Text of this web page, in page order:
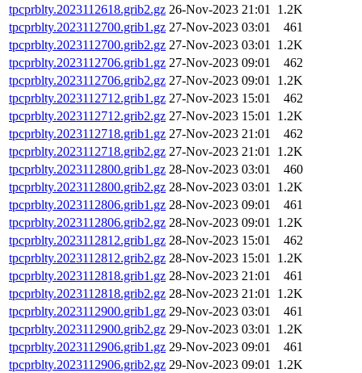
tpcprblty.2023112618.grib2.gz 26-Nov-2023 21:01 1.2K
tpcprblty.2023112700.grib1.gz 27-Nov-2023 03:01
461
tpcprblty.2023112700.grib2.gz 27-Nov-2023 03:01 1.2K
tpcprblty.2023112706.grib1.gz 27-Nov-2023 09:01
462
tpcprblty.2023112706.grib2.gz 27-Nov-2023 09:01 1.2K
tpcprblty.2023112712.grib1.gz 27-Nov-2023 15:01
462
tpcprblty.2023112712.grib2.gz 27-Nov-2023 15:01 1.2K
tpcprblty.2023112718.grib1.gz 27-Nov-2023 21:01
462
tpcprblty.2023112718.grib2.gz 27-Nov-2023 21:01 1.2K
tpcprblty.2023112800.grib1.gz 28-Nov-2023 03:01
460
tpcprblty.2023112800.grib2.gz 28-Nov-2023 03:01 1.2K
tpcprblty.2023112806.grib1.gz 28-Nov-2023 09:01
461
tpcprblty.2023112806.grib2.gz 28-Nov-2023 09:01 1.2K
tpcprblty.2023112812.grib1.gz 28-Nov-2023 15:01
462
tpcprblty.2023112812.grib2.gz 28-Nov-2023 15:01 1.2K
tpcprblty.2023112818.grib1.gz 28-Nov-2023 21:01
461
tpcprblty.2023112818.grib2.gz 28-Nov-2023 21:01 1.2K
tpcprblty.2023112900.grib1.gz 29-Nov-2023 03:01
461
tpcprblty.2023112900.grib2.gz 29-Nov-2023 03:01 1.2K
tpcprblty.2023112906.grib1.gz 29-Nov-2023 09:01
461
tpcprblty.2023112906.grib2.gz 29-Nov-2023 09:01 1.2K